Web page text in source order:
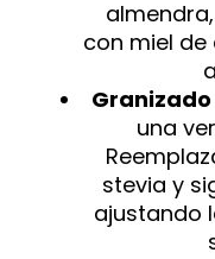
con miel
Granizado
una
stevia y
ajustando